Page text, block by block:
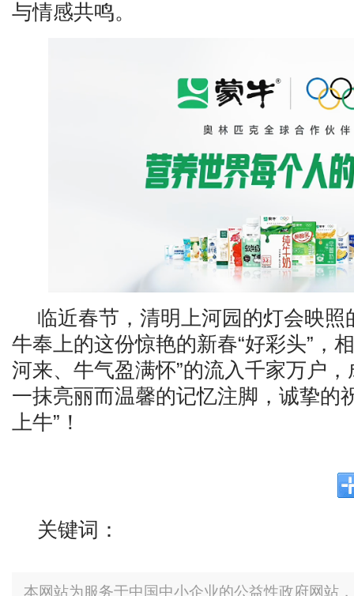
与情感共鸣。
临近春节，清明上河园的灯会映照
牛奉上的这份惊艳的新春“好彩头”，
河来、牛气盈满怀”的流入千家万户
一抹亮丽而温馨的记忆注脚，诚挚的
上牛”！
关键词：
本网站为服务于中国中小企业的公益性政府网站